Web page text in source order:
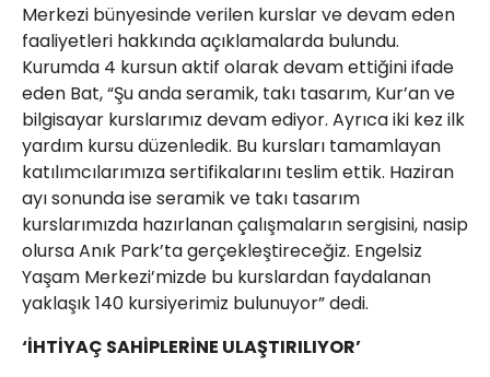
Merkezi bünyesinde verilen kurslar ve devam eden
faaliyetleri hakkında açıklamalarda bulundu.
Kurumda 4 kursun aktif olarak devam ettiğini ifade
eden Bat, “Şu anda seramik, takı tasarım, Kur’an ve
bilgisayar kurslarımız devam ediyor. Ayrıca iki kez ilk
yardım kursu düzenledik. Bu kursları tamamlayan
katılımcılarımıza sertifikalarını teslim ettik. Haziran
ayı sonunda ise seramik ve takı tasarım
kurslarımızda hazırlanan çalışmaların sergisini, nasip
olursa Anık Park’ta gerçekleştireceğiz. Engelsiz
Yaşam Merkezi’mizde bu kurslardan faydalanan
yaklaşık 140 kursiyerimiz bulunuyor” dedi.
‘İHTİYAÇ SAHİPLERİNE ULAŞTIRILIYOR’